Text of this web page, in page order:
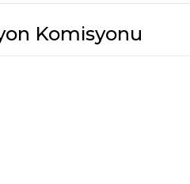
Komisyonu